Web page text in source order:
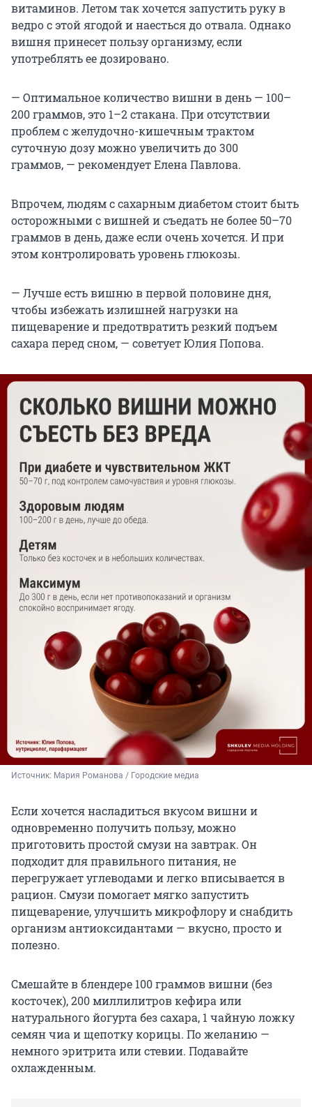
витаминов. Летом так хочется запустить руку в
ведро с этой ягодой и наесться до отвала. Однако
вишня принесет пользу организму, если
употреблять ее дозировано.
— Оптимальное количество вишни в день — 100–
200 граммов, это 1–2 стакана. При отсутствии
проблем с желудочно-кишечным трактом
суточную дозу можно увеличить до 300
граммов, — рекомендует Елена Павлова.
Впрочем, людям с сахарным диабетом стоит быть
осторожными с вишней и съедать не более 50–70
граммов в день, даже если очень хочется. И при
этом контролировать уровень глюкозы.
— Лучше есть вишню в первой половине дня,
чтобы избежать излишней нагрузки на
пищеварение и предотвратить резкий подъем
сахара перед сном, — советует Юлия Попова.
Источник: Мария Романова / Городские медиа
Если хочется насладиться вкусом вишни и
одновременно получить пользу, можно
приготовить простой смузи на завтрак. Он
подходит для правильного питания, не
перегружает углеводами и легко вписывается в
рацион. Смузи помогает мягко запустить
пищеварение, улучшить микрофлору и снабдить
организм антиоксидантами — вкусно, просто и
полезно.
Смешайте в блендере 100 граммов вишни (без
косточек), 200 миллилитров кефира или
натурального йогурта без сахара, 1 чайную ложку
семян чиа и щепотку корицы. По желанию —
немного эритрита или стевии. Подавайте
охлажденным.